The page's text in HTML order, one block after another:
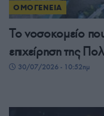
ΟΜΟΓΕΝΕΙΑ
Το νοσοκομείο
επιχείρηση της
30/07/2026 - 10:52πμ